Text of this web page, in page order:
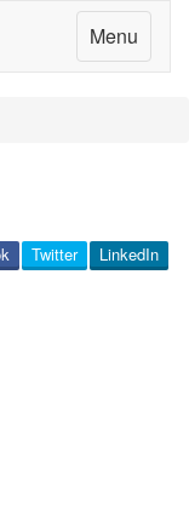
Menu
LinkedIn
Twitter